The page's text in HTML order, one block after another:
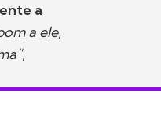
a
a ele,
,